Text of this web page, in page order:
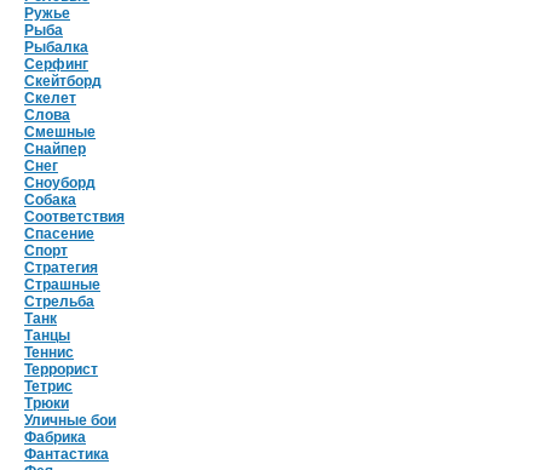
Ружье
Рыба
Рыбалка
Серфинг
Скейтборд
Скелет
Слова
Смешные
Снайпер
Снег
Сноуборд
Собака
Соответствия
Спасение
Спорт
Стратегия
Страшные
Стрельба
Танк
Танцы
Теннис
Террорист
Тетрис
Трюки
Уличные бои
Фабрика
Фантастика